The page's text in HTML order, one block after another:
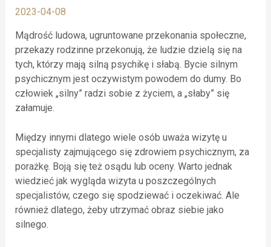
2023-04-08
Mądrość ludowa, ugruntowane przekonania społeczne,
przekazy rodzinne przekonują, że ludzie dzielą się na
tych, którzy mają silną psychikę i słabą. Bycie silnym
psychicznym jest oczywistym powodem do dumy. Bo
człowiek „silny” radzi sobie z życiem, a „słaby” się
załamuje.
Między innymi dlatego wiele osób uważa wizytę u
specjalisty zajmującego się zdrowiem psychicznym, za
porażkę. Boją się też osądu lub oceny. Warto jednak
wiedzieć jak wygląda wizyta u poszczególnych
specjalistów, czego się spodziewać i oczekiwać. Ale
również dlatego, żeby utrzymać obraz siebie jako
silnego.